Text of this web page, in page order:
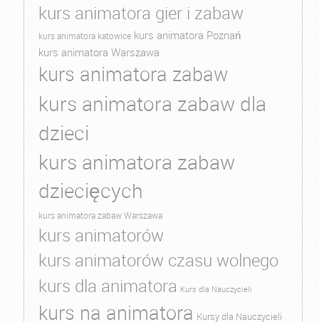
kurs animatora gier i zabaw
kurs animatora katowice kurs animatora Poznań
kurs animatora Warszawa
kurs animatora zabaw
kurs animatora zabaw dla
dzieci
kurs animatora zabaw
dziecięcych
kurs animatora zabaw Warszawa
kurs animatorów
kurs animatorów czasu wolnego
kurs dla animatora Kurs dla Nauczycieli
kurs na animatora Kursy dla Nauczycieli